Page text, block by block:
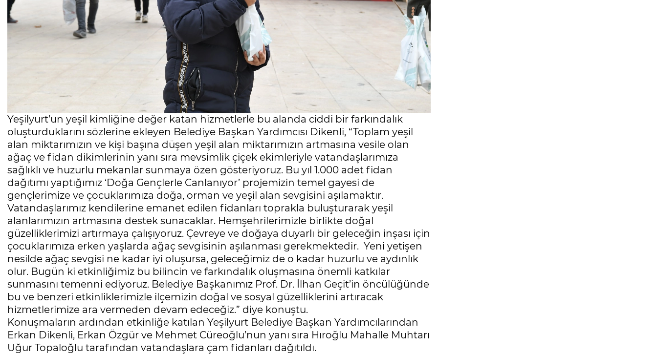
Yeşilyurt’un yeşil kimliğine değer katan hizmetlerle bu alanda ciddi bir farkındalık
oluşturduklarını sözlerine ekleyen Belediye Başkan Yardımcısı Dikenli, “Toplam yeşil
alan miktarımızın ve kişi başına düşen yeşil alan miktarımızın artmasına vesile olan
ağaç ve fidan dikimlerinin yanı sıra mevsimlik çiçek ekimleriyle vatandaşlarımıza
sağlıklı ve huzurlu mekanlar sunmaya özen gösteriyoruz. Bu yıl 1.000 adet fidan
dağıtımı yaptığımız ‘Doğa Gençlerle Canlanıyor’ projemizin temel gayesi de
gençlerimize ve çocuklarımıza doğa, orman ve yeşil alan sevgisini aşılamaktır.
Vatandaşlarımız kendilerine emanet edilen fidanları toprakla buluşturarak yeşil
alanlarımızın artmasına destek sunacaklar. Hemşehrilerimizle birlikte doğal
güzelliklerimizi artırmaya çalışıyoruz. Çevreye ve doğaya duyarlı bir geleceğin inşası için
çocuklarımıza erken yaşlarda ağaç sevgisinin aşılanması gerekmektedir. Yeni yetişen
nesilde ağaç sevgisi ne kadar iyi oluşursa, geleceğimiz de o kadar huzurlu ve aydınlık
olur. Bugün ki etkinliğimiz bu bilincin ve farkındalık oluşmasına önemli katkılar
sunmasını temenni ediyoruz. Belediye Başkanımız Prof. Dr. İlhan Geçit’in öncülüğünde
bu ve benzeri etkinliklerimizle ilçemizin doğal ve sosyal güzelliklerini artıracak
hizmetlerimize ara vermeden devam edeceğiz.” diye konuştu.
Konuşmaların ardından etkinliğe katılan Yeşilyurt Belediye Başkan Yardımcılarından
Erkan Dikenli, Erkan Özgür ve Mehmet Cüreoğlu’nun yanı sıra Hıroğlu Mahalle Muhtarı
Uğur Topaloğlu tarafından vatandaşlara çam fidanları dağıtıldı.